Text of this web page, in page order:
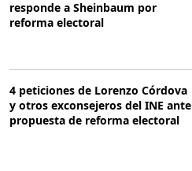
responde a Sheinbaum por
reforma electoral
4 peticiones de Lorenzo Córdova
y otros exconsejeros del INE ante
propuesta de reforma electoral